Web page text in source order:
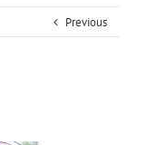
Previous